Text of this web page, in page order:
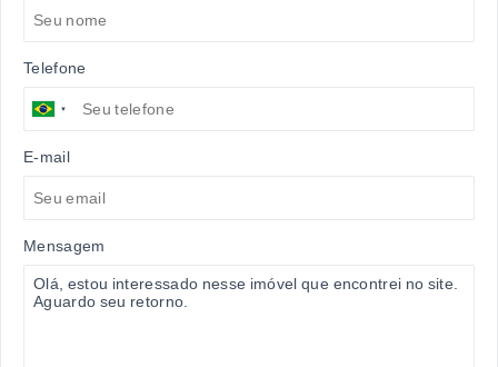
Telefone
E-mail
Mensagem